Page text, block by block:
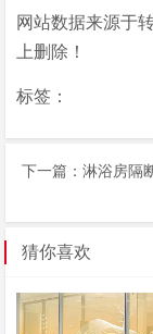
网站数据来源于
上删除！
标签：
下一篇： 淋浴房隔
猜你喜欢